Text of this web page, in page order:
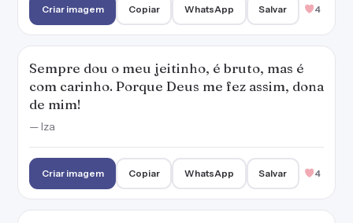
Criar imagem Copiar WhatsApp Salvar 4
Sempre dou o meu jeitinho, é bruto, mas é
com carinho. Porque Deus me fez assim, dona
de mim!
— Iza
Criar imagem Copiar WhatsApp Salvar 4